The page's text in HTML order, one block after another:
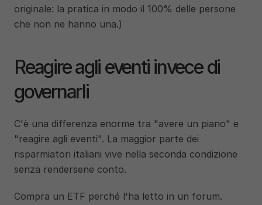
originale: la pratica in modo il 100% delle persone
che non ne hanno una.)
Reagire agli eventi invece di
governarli
C'è una differenza enorme tra "avere un piano" e
"reagire agli eventi". La maggior parte dei
risparmiatori italiani vive nella seconda condizione
senza rendersene conto.
Compra un ETF perché l'ha letto in un forum.